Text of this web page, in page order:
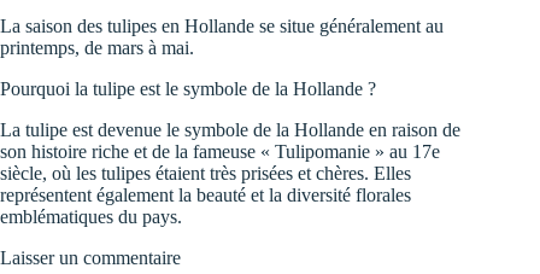
La saison des tulipes en Hollande se situe généralement au
printemps, de mars à mai.
Pourquoi la tulipe est le symbole de la Hollande ?
La tulipe est devenue le symbole de la Hollande en raison de
son histoire riche et de la fameuse « Tulipomanie » au 17e
siècle, où les tulipes étaient très prisées et chères. Elles
représentent également la beauté et la diversité florales
emblématiques du pays.
Laisser un commentaire